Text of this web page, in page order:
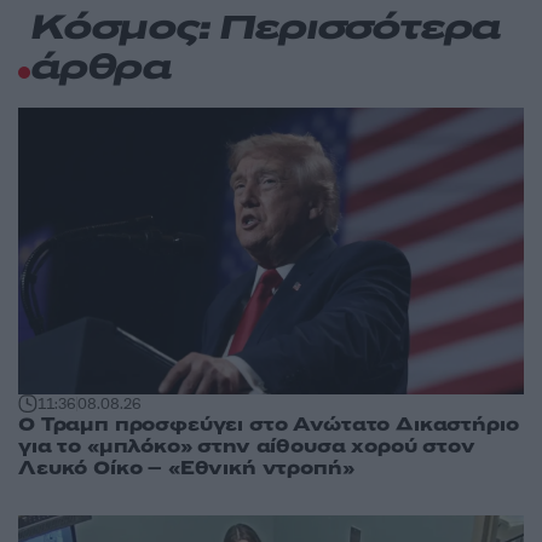
Κόσμος: Περισσότερα
άρθρα
11:3608.08.26
Ο Τραμπ προσφεύγει στο Ανώτατο Δικαστήριο
για το «μπλόκο» στην αίθουσα χορού στον
Λευκό Οίκο – «Εθνική ντροπή»